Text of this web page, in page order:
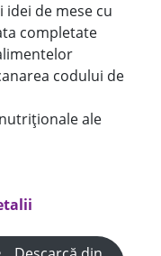
idei de mese cu
completate
codului de
ale